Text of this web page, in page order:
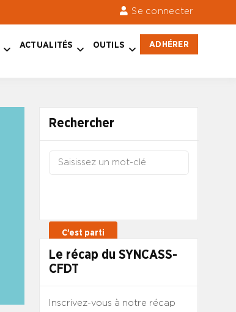
Se connecter
ACTUALITÉS OUTILS ADHÉRER
Rechercher
Le récap du SYNCASS-
CFDT
Inscrivez-vous à notre récap